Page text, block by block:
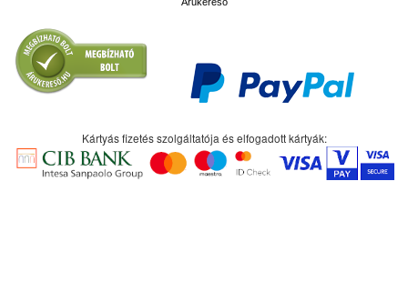
Kártyás fizetés szolgáltatója és elfogadott kártyák: